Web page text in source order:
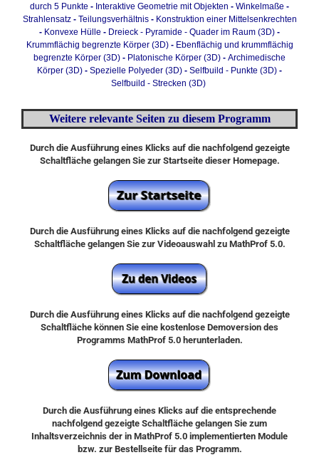
durch 5 Punkte - Interaktive Geometrie mit Objekten - Winkelmaße -
Strahlensatz- Teilungsverhältnis- Konstruktion einer Mittelsenkrechten
- Konvexe Hülle - Dreieck - Pyramide - Quader im Raum (3D) -
Krummflächig begrenzte Körper (3D)- Ebenflächig und krummflächig
begrenzte Körper (3D) - Platonische Körper (3D) - Archimedische
Körper (3D) - Spezielle Polyeder (3D) - Selfbuild - Punkte (3D) -
Selfbuild - Strecken (3D)
Weitere relevante Seiten zu diesem Programm
Durch die Ausführung eines Klicks auf die nachfolgend gezeigte
Schaltfläche gelangen Sie zur Startseite dieser Homepage.
Durch die Ausführung eines Klicks auf die nachfolgend gezeigte
Schaltfläche gelangen Sie zur Videoauswahl zu MathProf 5.0.
Durch die Ausführung eines Klicks auf die nachfolgend gezeigte
Schaltfläche können Sie eine kostenlose Demoversion des
Programms MathProf 5.0 herunterladen.
Durch die Ausführung eines Klicks auf die entsprechende
nachfolgend gezeigte Schaltfläche gelangen Sie zum
Inhaltsverzeichnis der in MathProf 5.0 implementierten Module
bzw. zur Bestellseite für das Programm.